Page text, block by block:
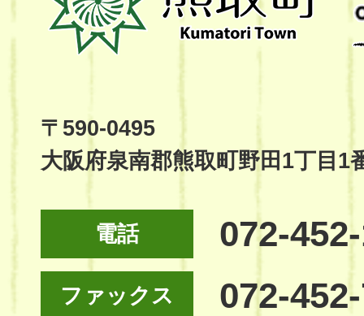
町
Kumatori
Site
〒590-0495
大阪府泉南郡熊取町野田1丁目1
電話 072-
ファックス 072-